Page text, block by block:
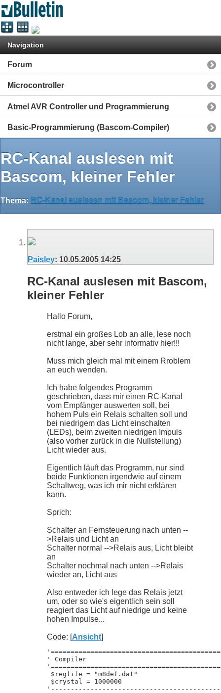
Navigation
Forum
Microcontroller
Atmel AVR Controller und Programmierung
Basic-Programmierung (Bascom-Compiler)
RC-Kanal auslesen mit
Bascom, kleiner Fehler
Thema: RC-Kanal auslesen mit Bascom, kleiner Fehler
Paisley: 10.05.2005 14:25
RC-Kanal auslesen mit Bascom,
kleiner Fehler
Hallo Forum,
erstmal ein großes Lob an alle, lese noch
nicht lange, aber sehr informativ hier!!!
Muss mich gleich mal mit einem Rroblem
an euch wenden.
Ich habe folgendes Programm
geschrieben, dass mir einen RC-Kanal
vom Empfänger auswerten soll, bei
hohem Puls ein Relais schalten soll und
bei niedrigem das Licht einschalten
(LEDs), beim zweiten niedrigen Impuls
(also vorher zurück in die Nullstellung)
Licht wieder aus.
Eigentlich läuft das Programm, nur sind
beide Funktionen irgendwie auf einem
Schaltweg, was ich mir nicht erklären
kann.
Sprich:
Schalter an Fernsteuerung nach unten --
>Relais und Licht an
Schalter normal -->Relais aus, Licht bleibt
an
Schalter nochmal nach unten -->Relais
wieder an, Licht aus
Also entweder ich lege das Relais jetzt
um, oder so wie's eigentlich sein soll
reagiert das Licht auf niedrige und keine
hohen Impulse...
Code: [Ansicht]
' Compiler
$regfile = "m8def.dat"
$crystal = 1000000